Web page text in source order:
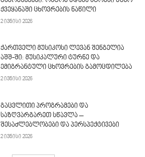
ქვეყანაში ცხოვრების ნაწილი
2 ივნისი 2026
ქართველი მუსიკოსი ლევან შენგელია
აშშ-ში: მუსიკალური ტურნე და
ემიგრანტული ცხოვრების გამოცდილება
2 ივნისი 2026
გაცვლითი პროგრამები და
საზღვარგარეთ სწავლა –
შესაძლებლობები და პერსპექტივები
2 ივნისი 2026